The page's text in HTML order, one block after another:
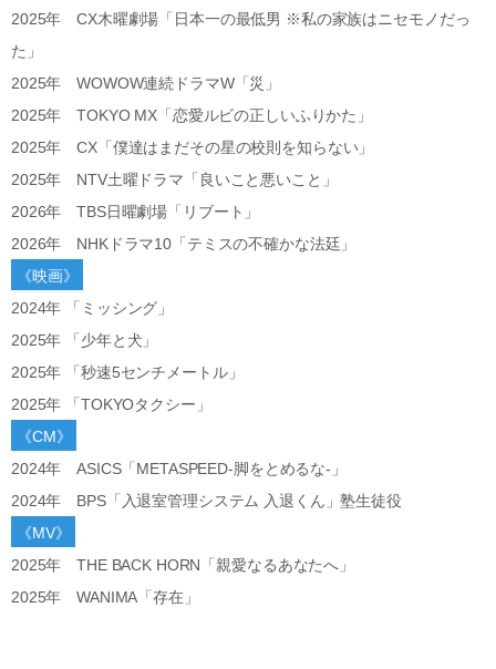
2025年 CX木曜劇場「日本一の最低男 ※私の家族はニセモノだっ
た」
2025年 WOWOW連続ドラマW「災」
2025年 TOKYO MX「恋愛ルビの正しいふりかた」
2025年 CX「僕達はまだその星の校則を知らない」
2025年 NTV土曜ドラマ「良いこと悪いこと」
2026年 TBS日曜劇場「リブート」
2026年 NHKドラマ10「テミスの不確かな法廷」
《映画》
2024年 「ミッシング」
2025年 「少年と犬」
2025年 「秒速5センチメートル」
2025年 「TOKYOタクシー」
《CM》
2024年 ASICS「METASPEED-脚をとめるな-」
2024年 BPS「入退室管理システム 入退くん」塾生徒役
《MV》
2025年 THE BACK HORN「親愛なるあなたへ」
2025年 WANIMA「存在」